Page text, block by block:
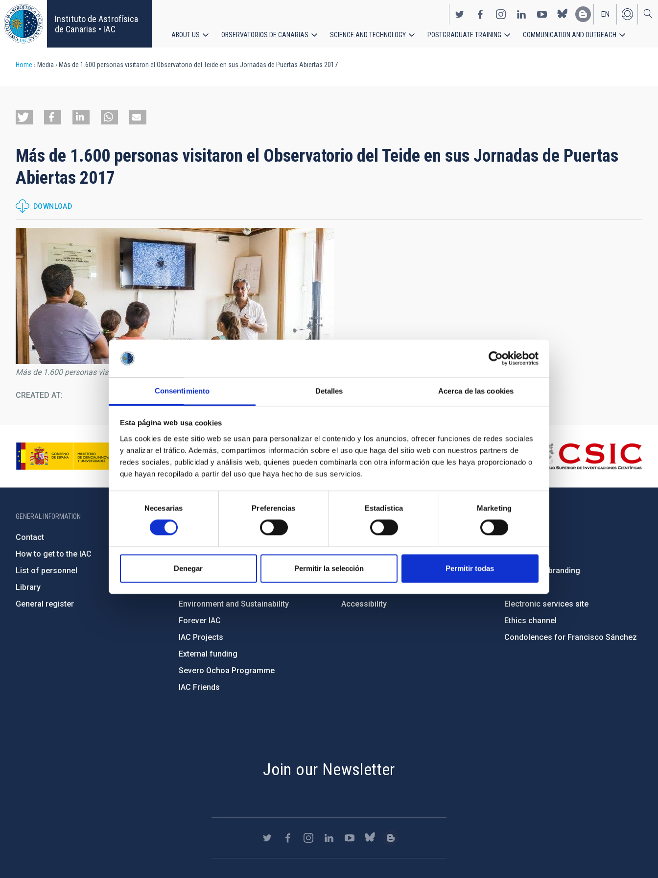
Consentimiento Detalles Acerca de las cookies
Esta página web usa cookies
Las cookies de este sitio web se usan para personalizar el contenido y los anuncios, ofrecer funciones de redes sociales
y analizar el tráfico. Además, compartimos información sobre el uso que haga del sitio web con nuestros partners de
redes sociales, publicidad y análisis web, quienes pueden combinarla con otra información que les haya proporcionado o
que hayan recopilado a partir del uso que haya hecho de sus servicios.
consentimiento
Necesarias Preferencias Estadística Marketing
Denegar Permitir la selección Permitir todas
Skip
to
main
content
Instituto de Astrofísica
de Canarias • IAC
EN
ES
ABOUT US OBSERVATORIOS DE CANARIAS SCIENCE AND TECHNOLOGY POSTGRADUATE TRAINING COMMUNICATION AND OUTREACH
Breadcrumb
Home Media Más de 1.600 personas visitaron el Observatorio del Teide en sus Jornadas de Puertas Abiertas 2017
Más de 1.600 personas visitaron el Observatorio del Teide en sus Jornadas de Puertas
Abiertas 2017
DOWNLOAD
Más de 1.600 personas visitaron el Observatorio del Teide en sus Jornadas de Puertas Abiertas 2017
CREATED AT 09/12/2019
GENERAL INFORMATION
Contact
How to get to the IAC
List of personnel
Library
General register
Transparency
Code of ethics and anti-fraud policy
Environment and Sustainability
Forever IAC
IAC Projects
External funding
Severo Ochoa Programme
IAC Friends
Privacy policy
Legal notice
Accessibility
Employment
Tenders
Institutional branding
Electronic services site
Ethics channel
Condolences for Francisco Sánchez
Join our Newsletter